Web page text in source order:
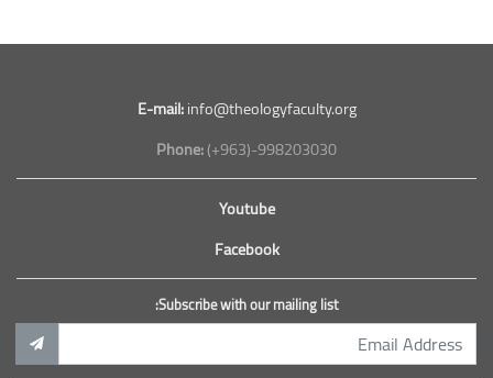
E-mail:info@theologyfaculty.org
Phone:(+963)-998203030
Youtube
Facebook
Subscribe with our mailing list: